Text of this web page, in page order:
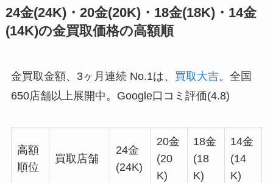
24金(24K)・20金(20K)・18金(18K)・14金
(14K)の金買取価格の高額順
金買取金額、3ヶ月連続 No.1は、 買取大吉。全国
650店舗以上展開中。Google口コミ評価(4.8)
高額
順位
買取店舗
24金
(24K)
20金
(20
K)
18金
(18
K)
14金
(14
K)